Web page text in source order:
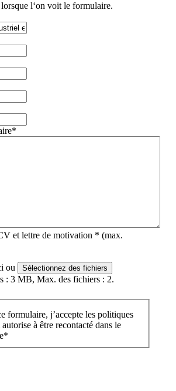
l‘on voit le formulaire.
*
et lettre de motivation * (max.
ou
Sélectionnez des fichiers
: 3 MB, Max. des fichiers : 2.
formulaire, j’accepte les politiques
à être recontacté dans le
*